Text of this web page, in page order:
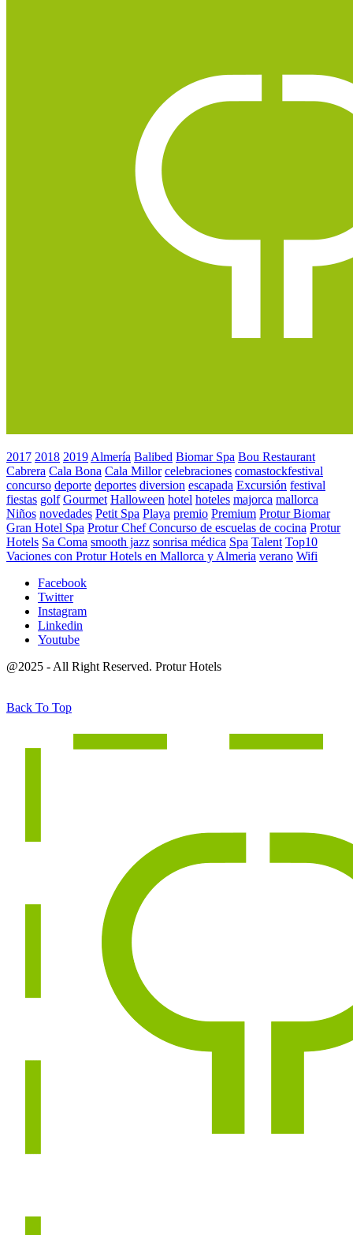
2017 2018 2019Almería Balibed Biomar Spa Bou Restaurant
Cabrera Cala Bona Cala Millor celebraciones comastockfestival
concurso deporte deportes diversion escapada Excursión festival
fiestas golf Gourmet Halloween hotel hoteles majorca mallorca
Niños novedades Petit Spa Playa premio Premium Protur Biomar
Gran Hotel Spa Protur Chef Concurso de escuelas de cocina Protur
Hotels Sa Coma smooth jazz sonrisa médica Spa Talent Top10
Vaciones con Protur Hotels en Mallorca y Almeria verano Wifi
Facebook
Twitter
Instagram
Linkedin
Youtube
@2025 - All Right Reserved. Protur Hotels
Back To Top